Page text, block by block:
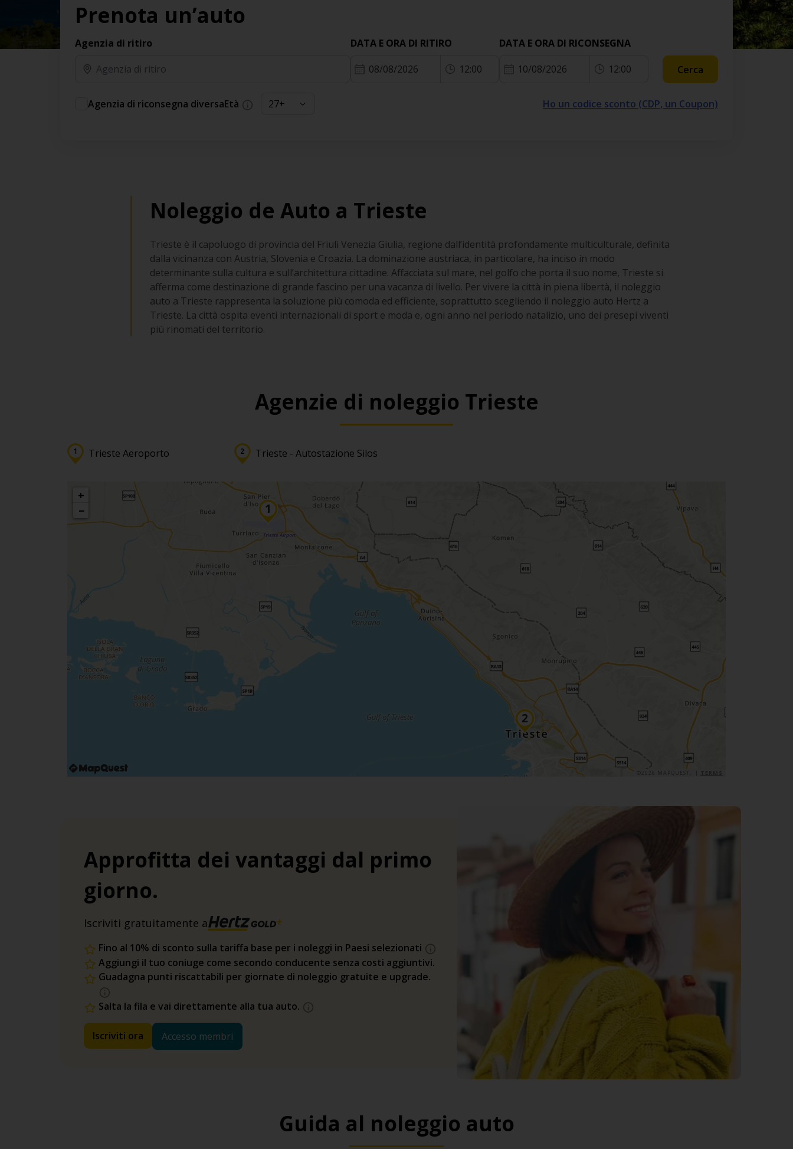
Prenota un’auto
Agenzia di ritiro DATA E ORA DI RITIRO
08/08/2026 12:00
DATA E ORA DI RICONSEGNA
10/08/2026 12:00 Cerca
Agenzia di riconsegna diversaEtà Ho un codice sconto (CDP, un Coupon)
Noleggio de Auto a Trieste
Trieste è il capoluogo di provincia del Friuli Venezia Giulia, regione dall’identità profondamente multiculturale, definita
dalla vicinanza con Austria, Slovenia e Croazia. La dominazione austriaca, in particolare, ha inciso in modo
determinante sulla cultura e sull’architettura cittadine. Affacciata sul mare, nel golfo che porta il suo nome, Trieste si
afferma come destinazione di grande fascino per una vacanza di livello. Per vivere la città in piena libertà, il noleggio
auto a Trieste rappresenta la soluzione più comoda ed efficiente, soprattutto scegliendo il noleggio auto Hertz a
Trieste. La città ospita eventi internazionali di sport e moda e, ogni anno nel periodo natalizio, uno dei presepi viventi
più rinomati del territorio.
Agenzie di noleggio Trieste
Trieste Aeroporto Trieste - Autostazione Silos
+
−
Approfitta dei vantaggi dal primo
giorno.
Iscriviti gratuitamente a
Fino al 10% di sconto sulla tariffa base per i noleggi in Paesi selezionati
Aggiungi il tuo coniuge come secondo conducente senza costi aggiuntivi.
Guadagna punti riscattabili per giornate di noleggio gratuite e upgrade.
Salta la fila e vai direttamente alla tua auto.
Iscriviti ora Accesso membri
Guida al noleggio auto